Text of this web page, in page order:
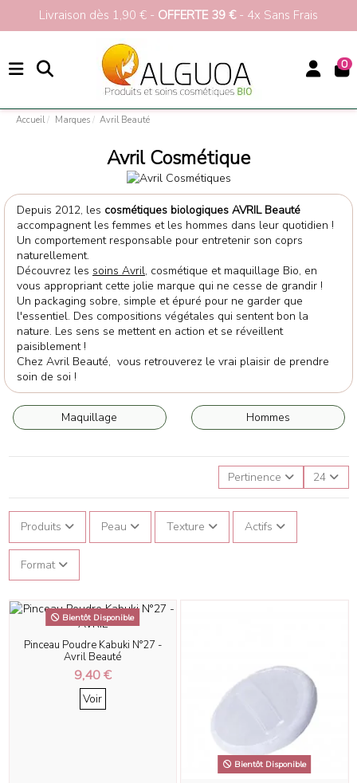
Livraison dès 1,90 € - OFFERTE 39 €- 4x Sans Frais
0
Accueil Marques Avril Beauté
Avril Cosmétique
Depuis 2012, les cosmétiques biologiques AVRIL Beauté
accompagnent les femmes et les hommes dans leur quotidien !
Un comportement responsable pour entretenir son coprs
naturellement.
Découvrez les soins Avril, cosmétique et maquillage Bio, en
vous appropriant cette jolie marque qui ne cesse de grandir !
Un packaging sobre, simple et épuré pour ne garder que
l'essentiel. Des compositions végétales qui sentent bon la
nature. Les sens se mettent en action et se réveillent
paisiblement !
Chez Avril Beauté, vous retrouverez le vrai plaisir de prendre
soin de soi !
Maquillage Hommes
Pertinence 24
Produits Peau Texture Actifs
Format
Bientôt Disponible
Pinceau Poudre Kabuki N°27 -
Avril Beauté
9,40 €
Voir
Bientôt Disponible